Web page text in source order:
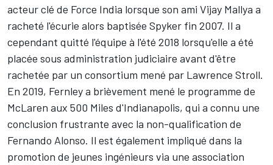
acteur clé de Force India lorsque son ami Vijay Mallya a
racheté l'écurie alors baptisée Spyker fin 2007. Il a
cependant quitté l'équipe à l'été 2018 lorsqu'elle a été
placée sous administration judiciaire avant d'être
rachetée par un consortium mené par Lawrence Stroll.
En 2019, Fernley a brièvement mené le programme de
McLaren aux 500 Miles d'Indianapolis, qui a connu une
conclusion frustrante avec la non-qualification de
Fernando Alonso. Il est également impliqué dans la
promotion de jeunes ingénieurs via une association